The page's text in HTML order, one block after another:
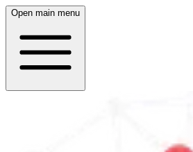
Open main menu